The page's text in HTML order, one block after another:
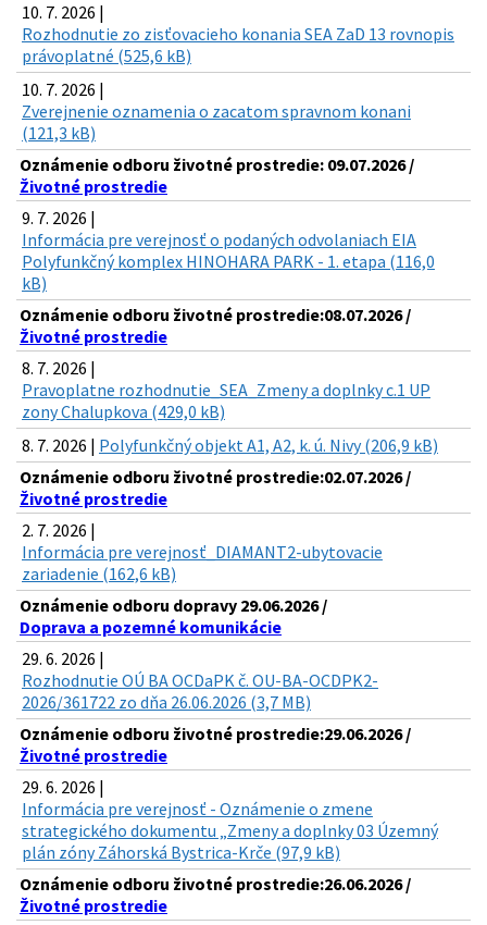
10. 7. 2026 |
Rozhodnutie zo zisťovacieho konania SEA ZaD 13 rovnopis
právoplatné (525,6 kB)
10. 7. 2026 |
Zverejnenie oznamenia o zacatom spravnom konani
(121,3 kB)
Oznámenie odboru životné prostredie: 09.07.2026 /
Životné prostredie
9. 7. 2026 |
Informácia pre verejnosť o podaných odvolaniach EIA
Polyfunkčný komplex HINOHARA PARK - 1. etapa (116,0
kB)
Oznámenie odboru životné prostredie:08.07.2026 /
Životné prostredie
8. 7. 2026 |
Pravoplatne rozhodnutie_SEA_Zmeny a doplnky c.1 UP
zony Chalupkova (429,0 kB)
8. 7. 2026 | Polyfunkčný objekt A1, A2, k. ú. Nivy (206,9 kB)
Oznámenie odboru životné prostredie:02.07.2026 /
Životné prostredie
2. 7. 2026 |
Informácia pre verejnosť_DIAMANT2-ubytovacie
zariadenie (162,6 kB)
Oznámenie odboru dopravy 29.06.2026 /
Doprava a pozemné komunikácie
29. 6. 2026 |
Rozhodnutie OÚ BA OCDaPK č. OU-BA-OCDPK2-
2026/361722 zo dňa 26.06.2026 (3,7 MB)
Oznámenie odboru životné prostredie:29.06.2026 /
Životné prostredie
29. 6. 2026 |
Informácia pre verejnosť - Oznámenie o zmene
strategického dokumentu „Zmeny a doplnky 03 Územný
plán zóny Záhorská Bystrica-Krče (97,9 kB)
Oznámenie odboru životné prostredie:26.06.2026 /
Životné prostredie